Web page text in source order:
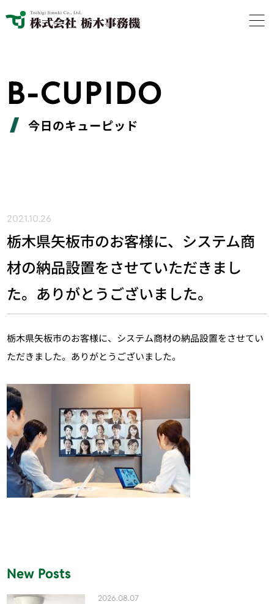
B-CUPIDO
今日のキューピッド
2021.10.26
栃木県矢板市のお客様に、システム商
材の納品設置をさせていただきまし
た。ありがとうございました。
栃木県矢板市のお客様に、システム商材の納品設置をさせてい
ただきました。ありがとうございました。
New Posts
2026.08.07